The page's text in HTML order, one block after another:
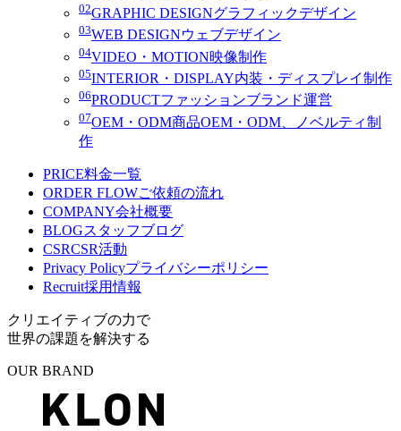
02GRAPHIC DESIGNグラフィックデザイン
03WEB DESIGNウェブデザイン
04VIDEO・MOTION映像制作
05INTERIOR・DISPLAY内装・ディスプレイ制作
06PRODUCTファッションブランド運営
07OEM・ODM商品OEM・ODM、ノベルティ制
作
PRICE料金一覧
ORDER FLOWご依頼の流れ
COMPANY会社概要
BLOGスタッフブログ
CSRCSR活動
Privacy Policyプライバシーポリシー
Recruit採用情報
クリエイティブの力で
世界の課題を解決する
OUR BRAND